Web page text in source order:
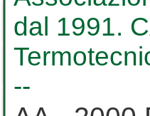
dal 1991.
--